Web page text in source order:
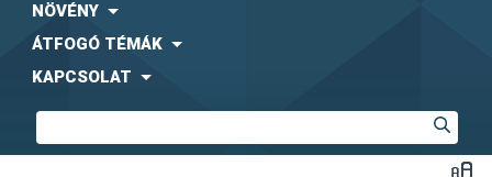
NÖVÉNY
ÁTFOGÓ TÉMÁK
KAPCSOLAT